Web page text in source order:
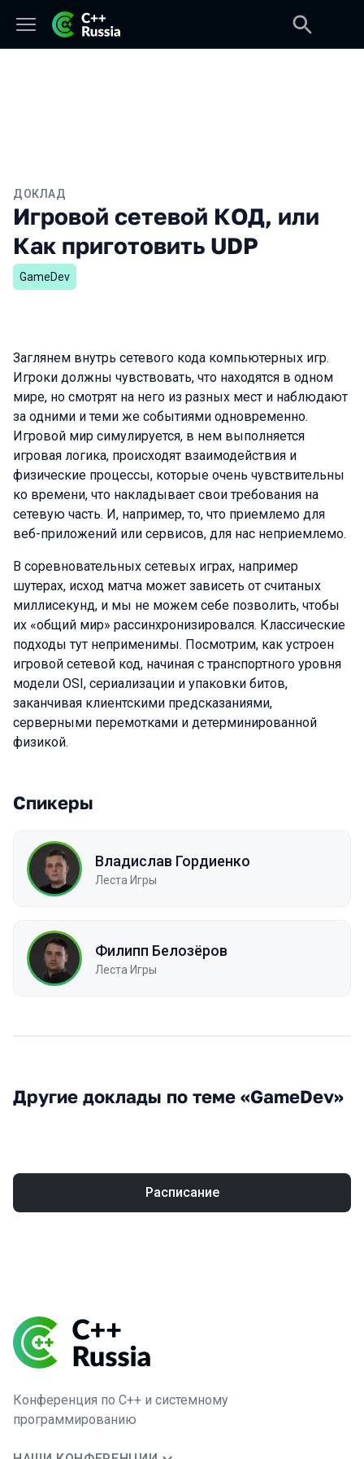
ДОКЛАД
Игровой сетевой КОД, или
Как приготовить UDP
GameDev
Заглянем внутрь сетевого кода компьютерных игр.
Игроки должны чувствовать, что находятся в одном
мире, но смотрят на него из разных мест и наблюдают
за одними и теми же событиями одновременно.
Игровой мир симулируется, в нем выполняется
игровая логика, происходят взаимодействия и
физические процессы, которые очень чувствительны
ко времени, что накладывает свои требования на
сетевую часть. И, например, то, что приемлемо для
веб-приложений или сервисов, для нас неприемлемо.
В соревновательных сетевых играх, например
шутерах, исход матча может зависеть от считаных
миллисекунд, и мы не можем себе позволить, чтобы
их «общий мир» рассинхронизировался. Классические
подходы тут неприменимы. Посмотрим, как устроен
игровой сетевой код, начиная с транспортного уровня
модели OSI, сериализации и упаковки битов,
заканчивая клиентскими предсказаниями,
серверными перемотками и детерминированной
физикой.
Спикеры
Владислав Гордиенко
Леста Игры
Филипп Белозёров
Леста Игры
Другие доклады по теме «GameDev»
Расписание
Конференция по C++ и системному
программированию